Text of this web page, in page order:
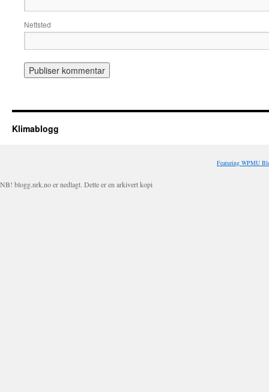
Nettsted
Klimablogg
Featuring WPMU
NB! blogg.nrk.no er nedlagt. Dette er en arkivert kopi